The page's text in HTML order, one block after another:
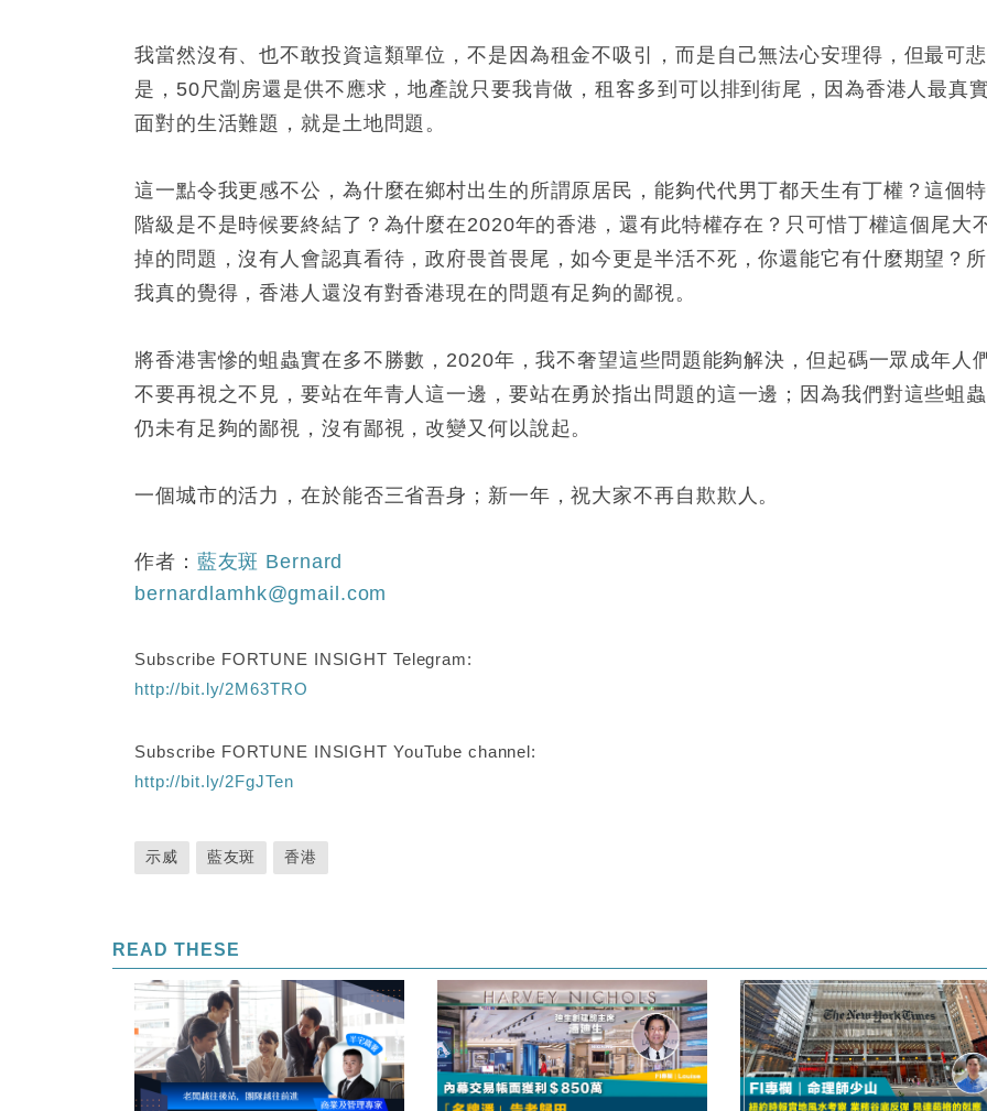
我當然沒有、也不敢投資這類單位，不是因為租金不吸引，而是自己無法心安理得，但最可
是，50尺劏房還是供不應求，地產說只要我肯做，租客多到可以排到街尾，因為香港人最真實
面對的生活難題，就是土地問題。
這一點令我更感不公，為什麼在鄉村出生的所謂原居民，能夠代代男丁都天生有丁權？這個
階級是不是時候要終結了？為什麼在2020年的香港，還有此特權存在？只可惜丁權這個尾大
掉的問題，沒有人會認真看待，政府畏首畏尾，如今更是半活不死，你還能它有什麼期望？
我真的覺得，香港人還沒有對香港現在的問題有足夠的鄙視。
將香港害慘的蛆蟲實在多不勝數，2020年，我不奢望這些問題能夠解決，但起碼一眾成年人
不要再視之不見，要站在年青人這一邊，要站在勇於指出問題的這一邊；因為我們對這些蛆蟲
仍未有足夠的鄙視，沒有鄙視，改變又何以說起。
一個城市的活力，在於能否三省吾身；新一年，祝大家不再自欺欺人。
作者： 藍友斑 Bernard
bernardlamhk@gmail.com
Subscribe FORTUNE INSIGHT Telegram:
http://bit.ly/2M63TRO
Subscribe FORTUNE INSIGHT YouTube channel:
http://bit.ly/2FgJTen
示威 藍友斑 香港
READ THESE